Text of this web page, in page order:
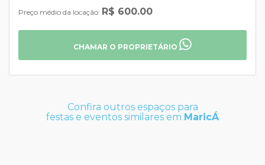
Preço médio da locação: R$ 600.00
CHAMAR O PROPRIETÁRIO
Confira outros espaços para
festas e eventos similares em MaricÁ